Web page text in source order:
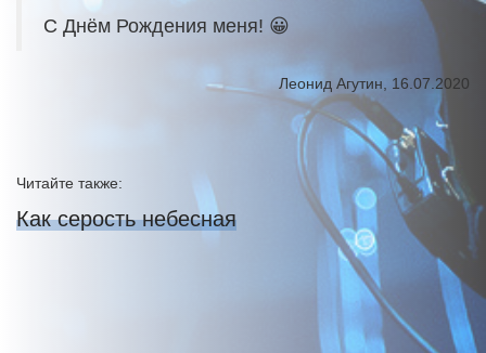
С Днём Рождения меня! 😀
Леонид Агутин, 16.07.2020
Читайте также:
Как серость небесная